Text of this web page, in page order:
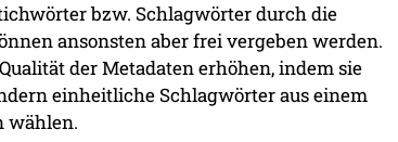
bzw. Schlagwörter durch die
ansonsten aber frei vergeben werden.
der Metadaten erhöhen, indem sie
einheitliche Schlagwörter aus einem
wählen.